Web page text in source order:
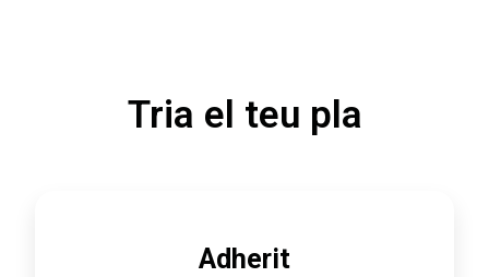
Tria el teu pla
Adherit